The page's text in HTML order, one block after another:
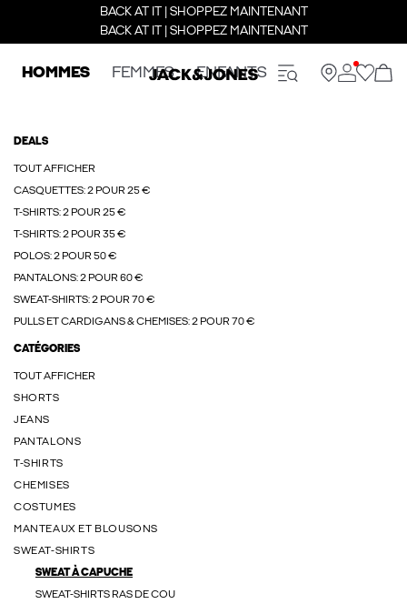
BACK AT IT | SHOPPEZ MAINTENANT
BACK AT IT | SHOPPEZ MAINTENANT
HOMMES FEMMES ENFANTS
DEALS
TOUT AFFICHER
CASQUETTES: 2 POUR 25 €
T-SHIRTS: 2 POUR 25 €
T-SHIRTS: 2 POUR 35 €
POLOS: 2 POUR 50 €
PANTALONS: 2 POUR 60 €
SWEAT-SHIRTS: 2 POUR 70 €
PULLS ET CARDIGANS & CHEMISES: 2 POUR 70 €
CATÉGORIES
TOUT AFFICHER
SHORTS
JEANS
PANTALONS
T-SHIRTS
CHEMISES
COSTUMES
MANTEAUX ET BLOUSONS
SWEAT-SHIRTS
SWEAT À CAPUCHE
SWEAT-SHIRTS RAS DE COU